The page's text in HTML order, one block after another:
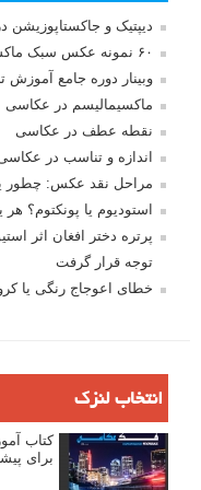
دیپتیک و جاکستا‌پوزیشن
۶۰ نمونه عکس سبک ماکسیمالیسم
وبینار دوره جامع
ماکسیمالیسم در عکاسی
نقطه عطف در عکاسی
اندازه و تناسب در
مراحل نقد عکس: چطور
استودیوم یا پونکتوم؟
پرتره دختر افغان اثر
توجه قرار گرفت
خطای اعوجاج رنگی یا
انتخاب لنزک
کتاب
برای